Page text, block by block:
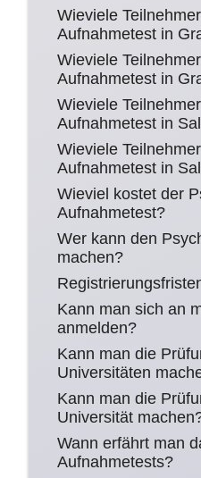
Wieviele
Aufnahmetest in
Wieviele
Aufnahmetest in
Wieviele
Aufnahmetest in
Wieviele
Aufnahmetest in
Wieviel kostet der
Aufnahmetest?
Wer kann den
machen?
Kann man sich an
anmelden?
Kann man die
Universitäten
Kann man die
Universität
Wann erfährt man
Aufnahmetests?